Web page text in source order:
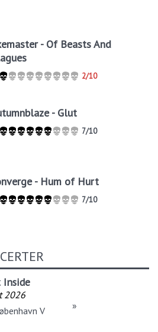
- Of Beasts And
2/10
- Glut
7/10
- Hum of Hurt
7/10
Inside
2026
V
»